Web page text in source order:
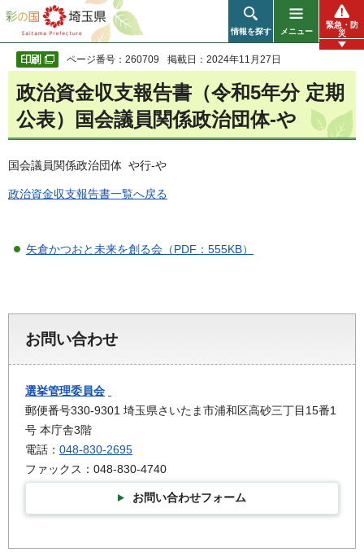
彩の国 埼玉県
情報を探す メニュー
緊急・防
災
ページ番号：260709 掲載日：2024年11月27日
政治資金収支報告書（令和5年分 定期
公表）国会議員関係政治団体-や
国会議員関係政治団体 や行-や
政治資金収支報告書一覧へ戻る
矢倉かつおと未来を創る会（PDF：555KB）
お問い合わせ
選挙管理委員会
郵便番号330-9301 埼玉県さいたま市浦和区高砂三丁目15番1
号 本庁舎3階
電話： 048-830-2695
ファックス：048-830-4740
お問い合わせフォーム